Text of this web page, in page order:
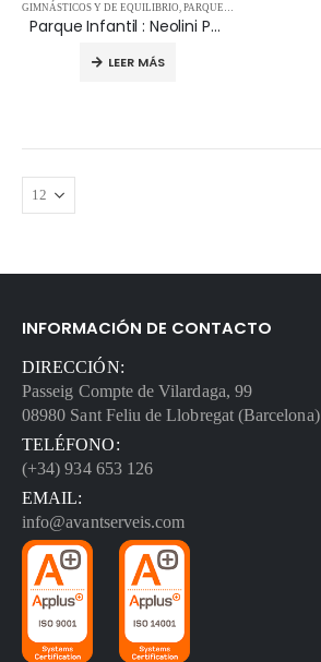
GIMNÁSTICOS Y DE EQUILIBRIO PARQUES INFANTILES
Parque Infantil : Neolini Parque Exterior e Interior
LEER MÁS
INFORMACIÓN DE CONTACTO
DIRECCIÓN:
Passeig Compte de Vilardaga, 99
08980 Sant Feliu de Llobregat (Barcelona)
TELÉFONO:
(+34) 934 653 126
EMAIL:
info@avantserveis.com